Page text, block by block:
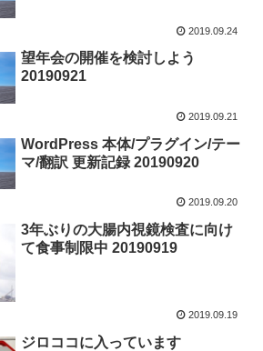
2019.09.24
望年会の開催を検討しよう
20190921
2019.09.21
WordPress 本体/プラグイン/テー
マ/翻訳 更新記録 20190920
2019.09.20
3年ぶりの大腸内視鏡検査に向け
て食事制限中 20190919
2019.09.19
ジロココに入っています